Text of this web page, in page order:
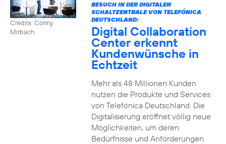
Credits: Conny
Mirbach
BESUCH IN DER DIGITALEN
SCHALTZENTRALE VON TELEFÓNICA
DEUTSCHLAND:
Digital Collaboration
Center erkennt
Kundenwünsche in
Echtzeit
Mehr als 48 Millionen Kunden
nutzen die Produkte und Services
von Telefónica Deutschland. Die
Digitalisierung eröffnet völlig neue
Möglichkeiten, um deren
Bedürfnisse und Anforderungen